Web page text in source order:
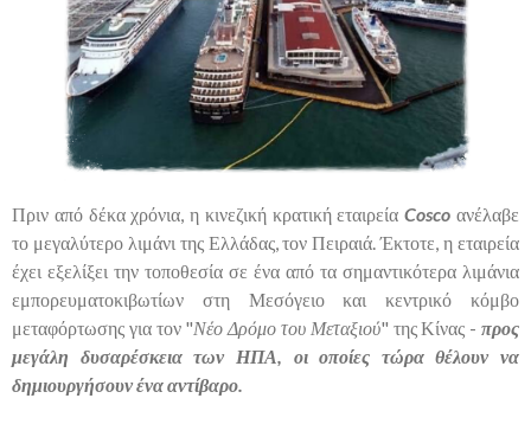
Πριν από δέκα χρόνια, η κινεζική κρατική εταιρείαCosco ανέλαβε
το μεγαλύτερο λιμάνι της Ελλάδας, τον Πειραιά. Έκτοτε, η εταιρεία
έχει εξελίξει την τοποθεσία σε ένα από τα σημαντικότερα λιμάνια
εμπορευματοκιβωτίων στη Μεσόγειο και κεντρικό κόμβο
μεταφόρτωσης για τον "Νέο Δρόμο του Μεταξιού" της Κίνας -προς
μεγάλη δυσαρέσκεια των ΗΠΑ, οι οποίες τώρα θέλουν να
δημιουργήσουν ένα αντίβαρο.